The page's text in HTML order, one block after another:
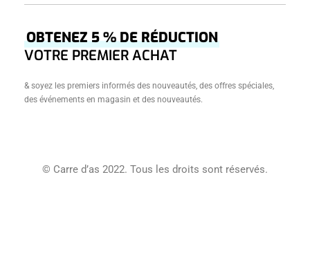
Accueil
Â Propos
Créations
OBTENEZ 5 % DE RÉDUCTION
VOTRE PREMIER ACHAT
& soyez les premiers informés des nouveautés, des offres spéciales,
des événements en magasin et des nouveautés.
© Carre d’as 2022. Tous les droits sont réservés.